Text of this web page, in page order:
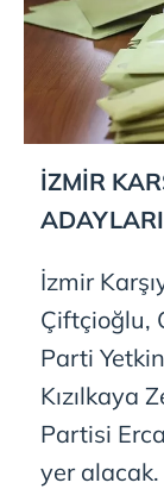
İZMİR
İzmir
Çiftçioğlu,
Parti
Kızılkaya
Partisi
yer alacak.